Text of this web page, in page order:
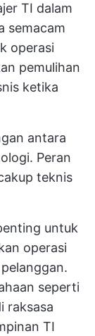
TI dalam
semacam
operasi
pemulihan
ketika
antara
Peran
teknis
untuk
operasi
seperti
raksasa
TI